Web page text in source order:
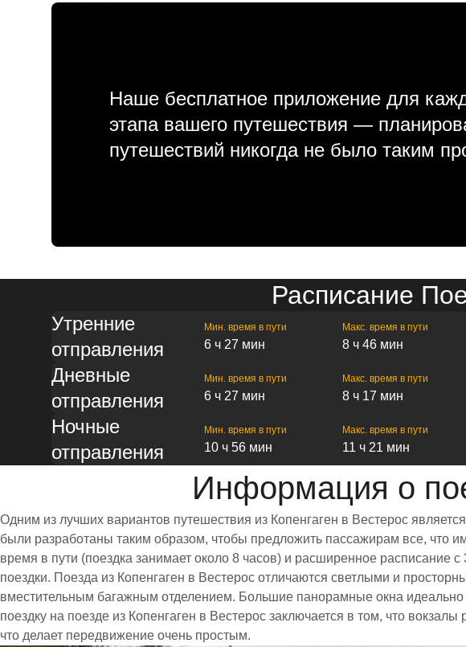
Наше бесплатное приложение для
этапа вашего путешествия —
путешествий никогда не было таким
Расписание
Утренние
отправления
Мин. время в пути
6 ч 27 мин
Макс. время в пути
8 ч 46 мин
Дневные
отправления
Мин. время в пути
6 ч 27 мин
Макс. время в пути
8 ч 17 мин
Ночные
отправления
Мин. время в пути
10 ч 56 мин
Макс. время в пути
11 ч 21 мин
Информация о
Одним из лучших вариантов путешествия из Копенгаген в Вестерос
были разработаны таким образом, чтобы предложить пассажирам все, что
время в пути (поездка занимает около 8 часов) и расширенное
поездки. Поезда из Копенгаген в Вестерос отличаются светлыми и
вместительным багажным отделением. Большие панорамные окна
поездку на поезде из Копенгаген в Вестерос заключается в том, что
что делает передвижение очень простым.